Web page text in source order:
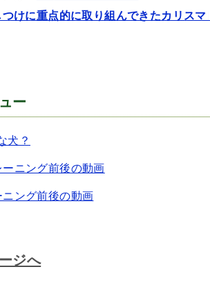
つけに重点的に取り組んできたカリス
ー
犬？
ニング前後の動画
ング前後の動画
ジへ